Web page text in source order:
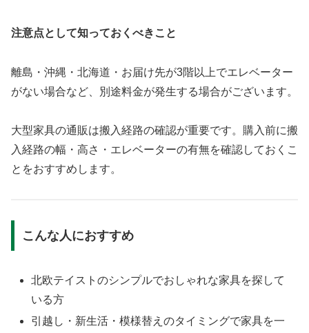
注意点として知っておくべきこと
離島・沖縄・北海道・お届け先が3階以上でエレベーター
がない場合など、別途料金が発生する場合がございます。
大型家具の通販は搬入経路の確認が重要です。購入前に搬
入経路の幅・高さ・エレベーターの有無を確認しておくこ
とをおすすめします。
こんな人におすすめ
北欧テイストのシンプルでおしゃれな家具を探して
いる方
引越し・新生活・模様替えのタイミングで家具を一